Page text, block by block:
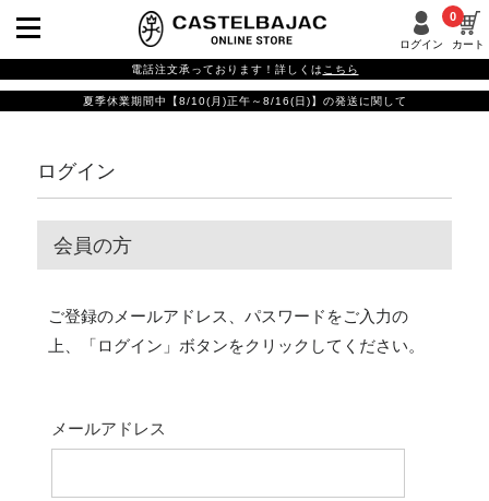
ログイン カート
0
電話注文承っております！詳しくは こちら
夏季休業期間中【8/10(月)正午～8/16(日)】の発送に関して
ログイン
会員の方
ご登録のメールアドレス、パスワードをご入力の
上、「ログイン」ボタンをクリックしてください。
メールアドレス